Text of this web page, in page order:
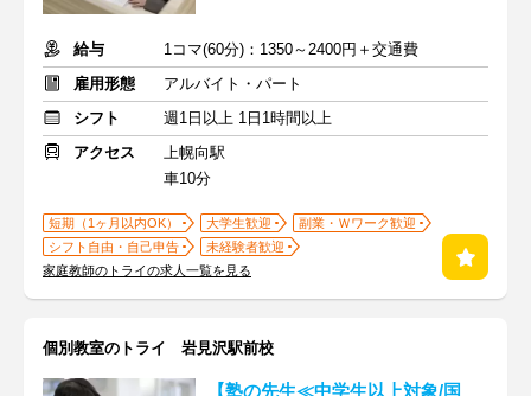
給与
1コマ(60分)：1350～2400円＋交通費
雇用形態
アルバイト・パート
シフト
週1日以上 1日1時間以上
アクセス
上幌向駅
車10分
短期（1ヶ月以内OK） 大学生歓迎
副業・Ｗワーク歓迎
シフト自由・自己申告
未経験者歓迎
家庭教師のトライの求人一覧を見る
個別教室のトライ 岩見沢駅前校
【塾の先生≪中学生以上対象/国